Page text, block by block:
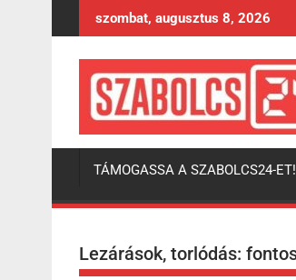
to
szombat, augusztus 8, 2026
TÁMOGASSA A SZABOLCS24-ET!
Lezárások, torlódás: